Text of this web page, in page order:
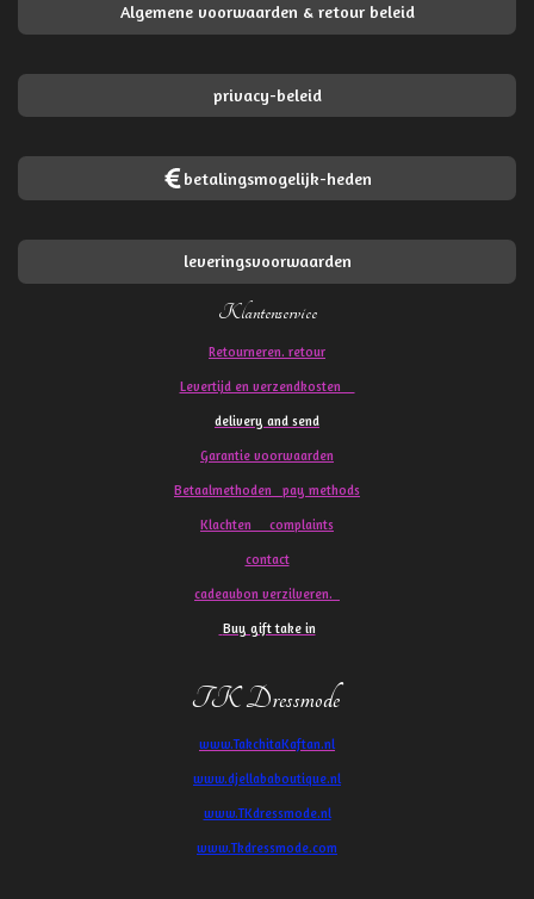
Algemene voorwaarden & retour beleid
privacy-beleid
betalingsmogelijk-heden
leveringsvoorwaarden
Klantenservice
Retourneren. retour
Levertijd en verzendkosten
delivery and send
Garantie voorwaarden
Betaalmethoden pay methods
Klachten complaints
contact
cadeaubon verzilveren.
Buy gift take in
TK Dressmode
www.TakchitaKaftan.nl
www.djellababoutique.nl
www.TKdressmode.nl
www.Tkdressmode.com